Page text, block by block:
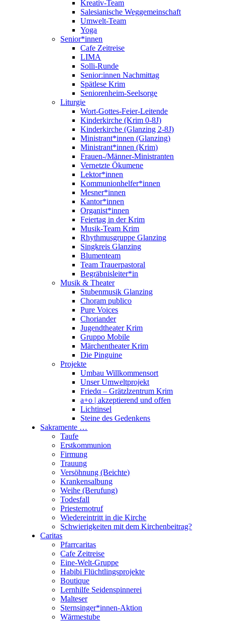
Kreativ-Team
Salesianische Weggemeinschaft
Umwelt-Team
Yoga
Senior*innen
Cafe Zeitreise
LIMA
Solli-Runde
Senior:innen Nachmittag
Spätlese Krim
Seniorenheim-Seelsorge
Liturgie
Wort-Gottes-Feier-Leitende
Kinderkirche (Krim 0-8J)
Kinderkirche (Glanzing 2-8J)
Ministrant*innen (Glanzing)
Ministrant*innen (Krim)
Frauen-/Männer-Ministranten
Vernetzte Ökumene
Lektor*innen
Kommunionhelfer*innen
Mesner*innen
Kantor*innen
Organist*innen
Feiertag in der Krim
Musik-Team Krim
Rhythmusgruppe Glanzing
Singkreis Glanzing
Blumenteam
Team Trauerpastoral
Begräbnisleiter*in
Musik & Theater
Stubenmusik Glanzing
Choram publico
Pure Voices
Choriander
Jugendtheater Krim
Gruppo Mobile
Märchentheater Krim
Die Pinguine
Projekte
Umbau Willkommensort
Unser Umweltprojekt
Friedα – Grätzlzentrum Krim
a+o | akzeptierend und offen
Lichtinsel
Steine des Gedenkens
Sakramente …
Taufe
Erstkommunion
Firmung
Trauung
Versöhnung (Beichte)
Krankensalbung
Weihe (Berufung)
Todesfall
Priesternotruf
Wiedereintritt in die Kirche
Schwierigkeiten mit dem Kirchenbeitrag?
Caritas
Pfarrcaritas
Cafe Zeitreise
Eine-Welt-Gruppe
Habibi Flüchtlingsprojekte
Boutique
Lernhilfe Seidenspinnerei
Malteser
Sternsinger*innen-Aktion
Wärmestube